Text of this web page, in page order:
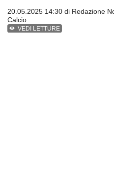
20.05.2025 14:30 di Redazione
Calcio
VEDI LETTURE